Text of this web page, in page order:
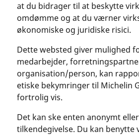
at du bidrager til at beskytte
omdømme og at du værner
økonomiske og juridiske risici.
Dette websted giver mulighed
medarbejder,
organisation/person, kan
etiske bekymringer til Michelin
fortrolig vis.
Det kan ske enten anonymt
tilkendegivelse. Du kan benytte